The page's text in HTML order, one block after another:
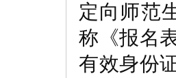
定向师范
称《报名
有效身份